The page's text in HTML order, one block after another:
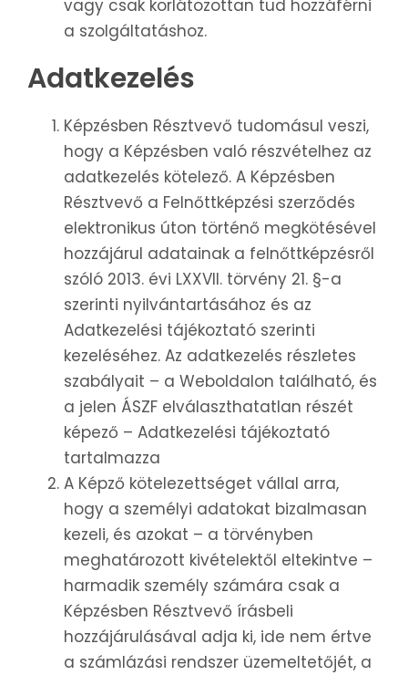
vagy csak korlátozottan tud hozzáférni
a szolgáltatáshoz.
Adatkezelés
Képzésben Résztvevő tudomásul veszi,
hogy a Képzésben való részvételhez az
adatkezelés kötelező. A Képzésben
Résztvevő a Felnőttképzési szerződés
elektronikus úton történő megkötésével
hozzájárul adatainak a felnőttképzésről
szóló 2013. évi LXXVII. törvény 21. §-a
szerinti nyilvántartásához és az
Adatkezelési tájékoztató szerinti
kezeléséhez. Az adatkezelés részletes
szabályait – a Weboldalon található, és
a jelen ÁSZF elválaszthatatlan részét
képező – Adatkezelési tájékoztató
tartalmazza
A Képző kötelezettséget vállal arra,
hogy a személyi adatokat bizalmasan
kezeli, és azokat – a törvényben
meghatározott kivételektől eltekintve –
harmadik személy számára csak a
Képzésben Résztvevő írásbeli
hozzájárulásával adja ki, ide nem értve
a számlázási rendszer üzemeltetőjét, a